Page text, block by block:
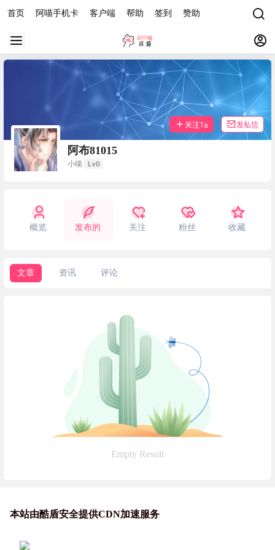
首页 阿喵手机卡 客户端 帮助 签到 赞助
阿布81015
小喵 Lv0
关注Ta 发私信
概览 发布的 关注 粉丝 收藏
文章 资讯 评论
Empty Result
本站由酷盾安全提供CDN加速服务